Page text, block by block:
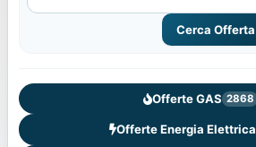
Cerca Offerta
Offerte GAS 2868
Offerte Energia Elettrica